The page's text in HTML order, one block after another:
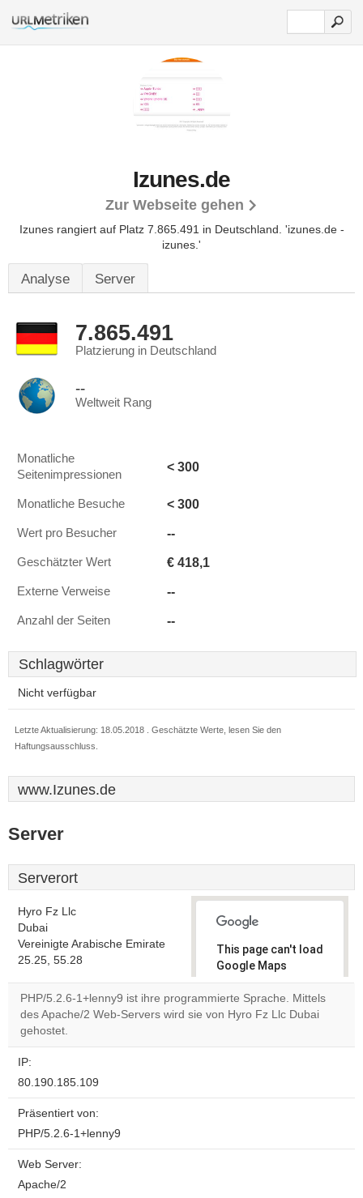
Izunes.de
Zur Webseite gehen
Izunes rangiert auf Platz 7.865.491 in Deutschland. 'izunes.de -
izunes.'
Analyse Server
7.865.491
Platzierung in Deutschland
--
Weltweit Rang
Monatliche
Seitenimpressionen
< 300
Monatliche Besuche < 300
Wert pro Besucher --
Geschätzter Wert € 418,1
Externe Verweise --
Anzahl der Seiten --
Schlagwörter
Nicht verfügbar
Letzte Aktualisierung: 18.05.2018 . Geschätzte Werte, lesen Sie den
Haftungsausschluss.
www.Izunes.de
Server
Serverort
Hyro Fz Llc
Dubai
Vereinigte Arabische Emirate
25.25, 55.28
This page can't load
Google Maps
correctly.
Do you
PHP/5.2.6-1+lenny9 ist ihre programmierte Sprache. Mittels
des Apache/2 Web-Servers wird sie von Hyro Fz Llc Dubai
gehostet.
IP:
80.190.185.109
Präsentiert von:
PHP/5.2.6-1+lenny9
Web Server:
Apache/2